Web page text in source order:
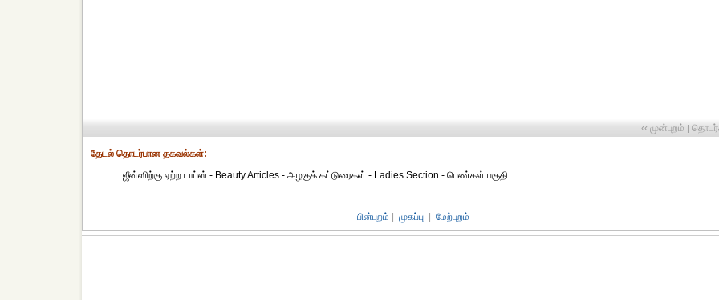
‹‹ முன்புறம் |
தேட‌ல் தொட‌ர்பான தகவ‌ல்க‌ள்:
ஜீன்ஸிற்கு ஏற்ற டாப்ஸ் - Beauty Articles - அழகுக் கட்டுரைகள் - Ladies Section - பெண்கள் பகுதி
பின்புறம் முகப்பு மேற்புறம்